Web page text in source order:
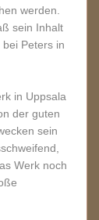
werden.
sein Inhalt
Peters in
in Uppsala
der guten
sein
Werk noch